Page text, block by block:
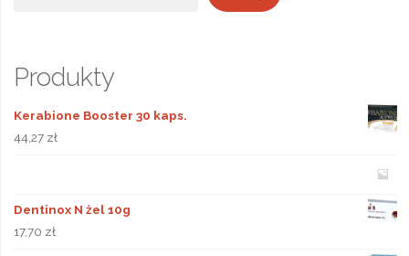
Produkty
Kerabione Booster 30 kaps.
44,27 zł
Dentinox N żel 10g
17,70 zł